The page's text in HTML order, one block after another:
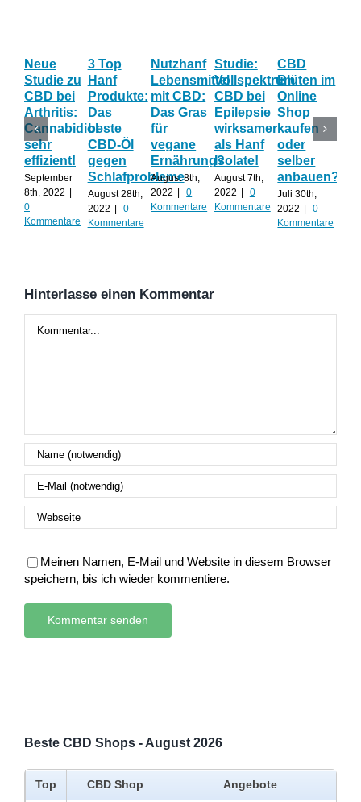
Neue
Studie zu
CBD bei
Arthritis:
Cannabidiol
sehr
effizient!
September
8th, 2022 |
0
Kommentare
3 Top
Hanf
Produkte:
Das
beste
CBD-Öl
gegen
Schlafprobleme
August 28th,
2022 |
0
Kommentare
Nutzhanf
Lebensmittel
mit CBD:
Das Gras
für
vegane
Ernährung?
August 8th,
2022 |
0
Kommentare
Studie:
Vollspektrum
CBD bei
Epilepsie
wirksamer
als Hanf
Isolate!
August 7th,
2022 |
0
Kommentare
CBD
Blüten im
Online
Shop
kaufen
oder
selber
anbauen?
Juli 30th,
2022 |
0
Kommentare
Hinterlasse einen Kommentar
Meinen Namen, E-Mail und Website in diesem Browser
speichern, bis ich wieder kommentiere.
Beste CBD Shops - August 2026
Top CBD Shop Angebote